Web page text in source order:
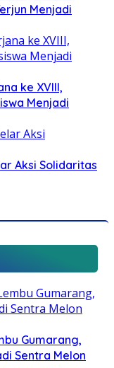
Menjadi
ke XVIII,
Menjadi
Aksi Solidaritas
Gumarang,
Sentra Melon